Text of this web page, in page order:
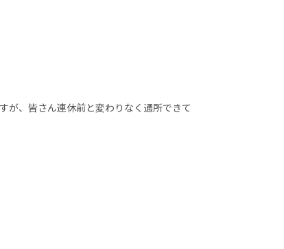
が、皆さん連休前と変わりなく通所できて